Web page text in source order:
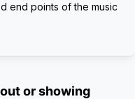
end points of the music
or showing